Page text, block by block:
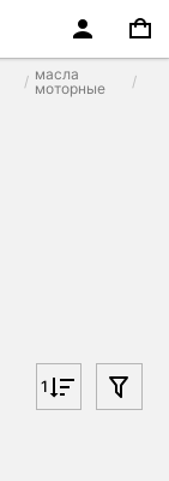
масла
моторные
1